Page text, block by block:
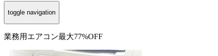
toggle navigation
業務用エアコン最大77%OFF